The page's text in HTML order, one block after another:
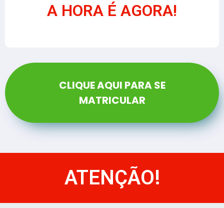
A HORA É AGORA!
CLIQUE AQUI PARA SE
MATRICULAR
ATENÇÃO!